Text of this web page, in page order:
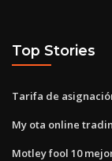
Top Stories
Tarifa de
My ota online
Motley fool 10